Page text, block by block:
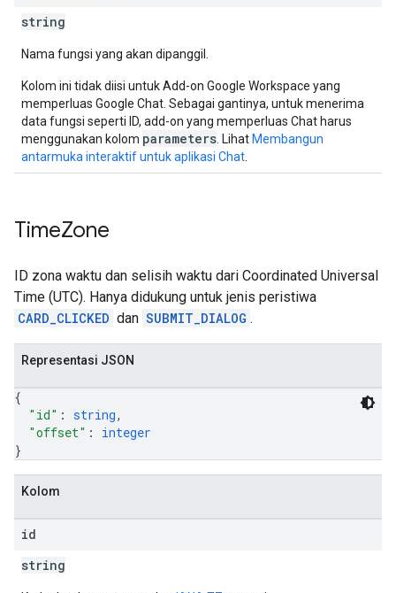
string
Nama fungsi yang akan dipanggil.
Kolom ini tidak diisi untuk Add-on Google Workspace yang
memperluas Google Chat. Sebagai gantinya, untuk menerima
data fungsi seperti ID, add-on yang memperluas Chat harus
menggunakan kolom parameters . Lihat Membangun
antarmuka interaktif untuk aplikasi Chat
TimeZone
ID zona waktu dan selisih waktu dari Coordinated Universal
Time (UTC). Hanya didukung untuk jenis peristiwa
CARD_CLICKED dan SUBMIT_DIALOG .
Representasi JSON
{
"id" : string,
"offset" : integer
}
Kolom
id
string